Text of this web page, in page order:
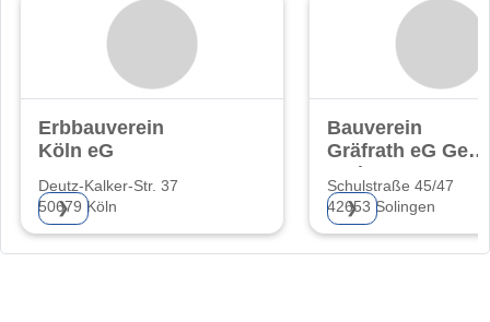
Erbbauverein
Köln eG
Deutz-Kalker-Str. 37
50679 Köln
❯
Bauverein
Gräfrath eG Gem.
Schulstraße 45/47
42653 Solingen
❯